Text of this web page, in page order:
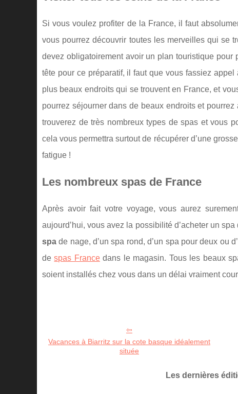
Si vous voulez profiter de la France, il faut
vous pourrez découvrir toutes les merveilles qui se
devez obligatoirement avoir un plan touristique
tête pour ce préparatif, il faut que vous fassiez
plus beaux endroits qui se trouvent en France, et
pourrez séjourner dans de beaux endroits et
trouverez de très nombreux types de spas et vous
cela vous permettra surtout de récupérer d’une
fatigue !
Les nombreux spas de France
Après avoir fait votre voyage, vous aurez
aujourd’hui, vous avez la possibilité d’acheter un
spa de nage, d’un spa rond, d’un spa pour deux ou
despas Francedans le magasin. Tous les beaux
soient installés chez vous dans un délai vraiment
Vacances à Biarritz sur la cote basque idéalement
située
Les dernières